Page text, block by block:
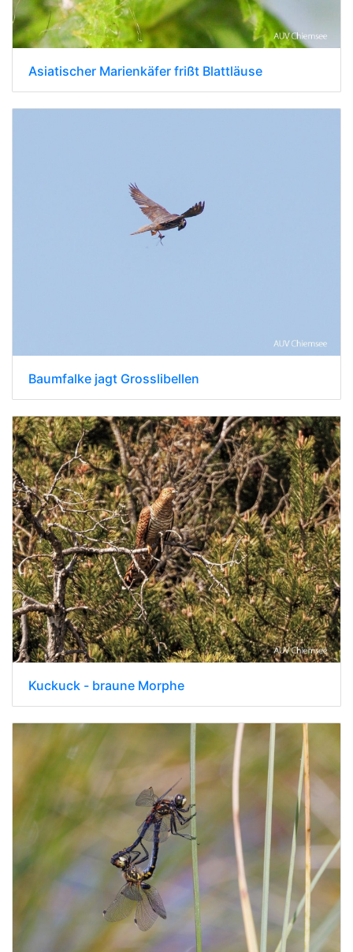
Asiatischer Marienkäfer frißt Blattläuse
Baumfalke jagt Grosslibellen
Kuckuck - braune Morphe